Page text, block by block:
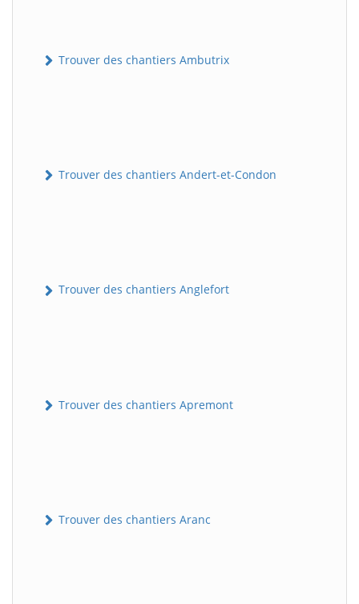
Trouver des chantiers Ambutrix
Trouver des chantiers Andert-et-Condon
Trouver des chantiers Anglefort
Trouver des chantiers Apremont
Trouver des chantiers Aranc